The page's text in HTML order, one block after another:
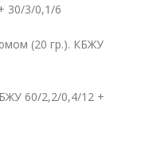
30/3/0,1/6
(20 гр.). КБЖУ
60/2,2/0,4/12 +